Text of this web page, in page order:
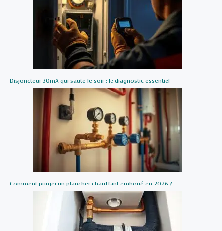
Disjoncteur 30mA qui saute le soir : le diagnostic essentiel
Comment purger un plancher chauffant emboué en 2026 ?